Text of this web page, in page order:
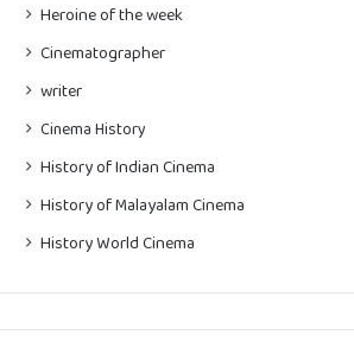
Heroine of the week
Cinematographer
writer
Cinema History
History of Indian Cinema
History of Malayalam Cinema
History World Cinema